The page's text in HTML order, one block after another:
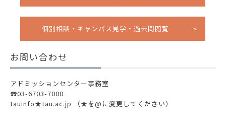
個別相談・キャンパス見学・過去問閲覧
お問い合わせ
アドミッションセンター事務室
☎03-6703-7000
tauinfo★tau.ac.jp （★を@に変更してください）